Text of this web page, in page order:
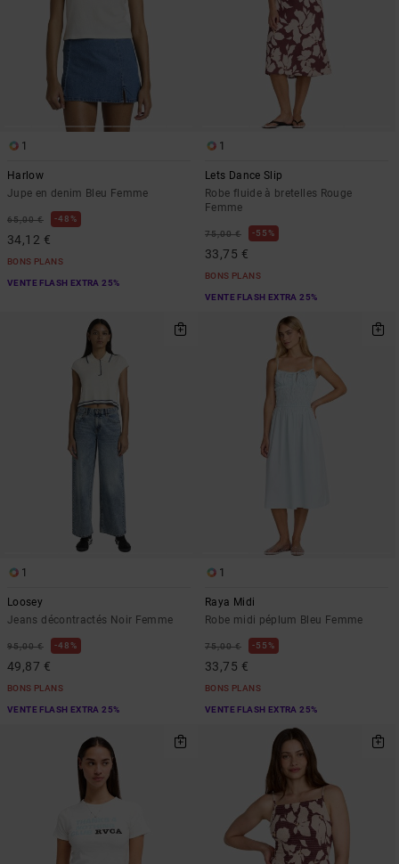
1
Harlow
Jupe en denim Bleu Femme
65,00 € 48%
34,12 €
BONS PLANS
VENTE FLASH EXTRA 25%
1
Lets Dance Slip
Robe fluide à bretelles Rouge
Femme
75,00 € 55%
33,75 €
BONS PLANS
VENTE FLASH EXTRA 25%
1
Loosey
Jeans décontractés Noir Femme
95,00 € 48%
49,87 €
BONS PLANS
VENTE FLASH EXTRA 25%
1
Raya Midi
Robe midi péplum Bleu Femme
75,00 € 55%
33,75 €
BONS PLANS
VENTE FLASH EXTRA 25%